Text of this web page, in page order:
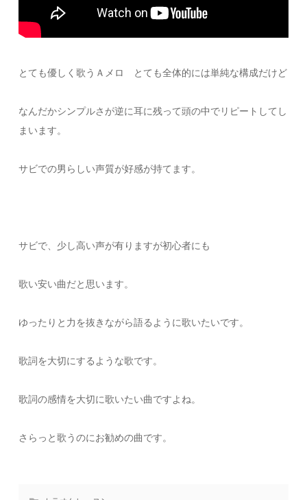
とても優しく歌うＡメロ とても全体的には単純な構成だけど
なんだかシンプルさが逆に耳に残って頭の中でリピートしてし
まいます。
サビでの男らしい声質が好感が持てます。
サビで、少し高い声が有りますが初心者にも
歌い安い曲だと思います。
ゆったりと力を抜きながら語るように歌いたいです。
歌詞を大切にするような歌です。
歌詞の感情を大切に歌いたい曲ですよね。
さらっと歌うのにお勧めの曲です。